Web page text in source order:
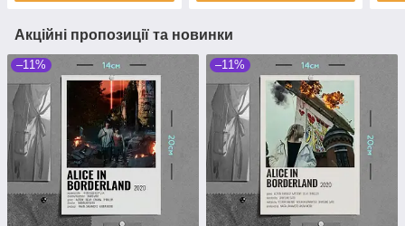
Акційні пропозиції та новинки
–11% –11%